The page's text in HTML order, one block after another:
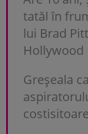
tatăl în
lui Brad
Hollywood
Greșeala